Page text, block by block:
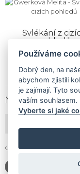
Svlékání z
pohledů
1900 €
NEWSLETTER
Gallery Gwerk ©
Používáme
Dobrý den, na
abychom zjistili
je zajímají. Tyto
vaším souhlasem.
Vyberte si jaké